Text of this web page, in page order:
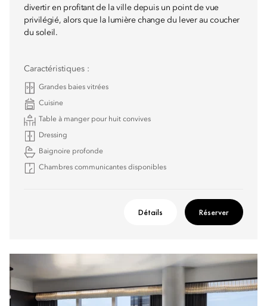
divertir en profitant de la ville depuis un point de vue
privilégié, alors que la lumière change du lever au coucher
du soleil.
Caractéristiques :
Grandes baies vitrées
Cuisine
Table à manger pour huit convives
Dressing
Baignoire profonde
Chambres communicantes disponibles
Détails Réserver